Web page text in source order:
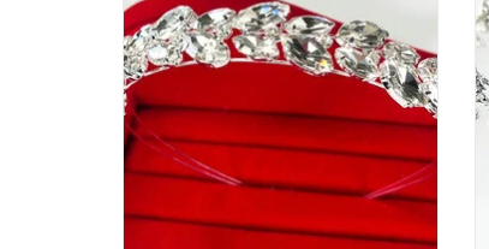
Nikkelvrij stalen Tiara / Kroon voor
Meisjes.
TOEVOEGEN AAN WINKELWAGEN